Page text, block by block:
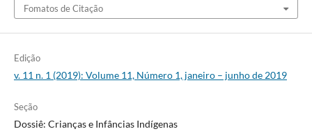
Fomatos de Citação
Edição
v. 11 n. 1 (2019): Volume 11, Número 1, janeiro – junho de 2019
Seção
Dossiê: Crianças e Infâncias Indígenas